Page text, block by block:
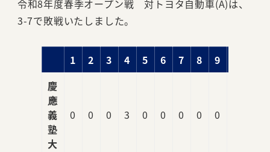
令和8年度春季オープン戦 対トヨタ自動車(A)は、
3-7で敗戦いたしました。
1 2 3 4 5 6 7 8 9
慶
應
義
塾
大
0 0 0 3 0 0 0 0 0